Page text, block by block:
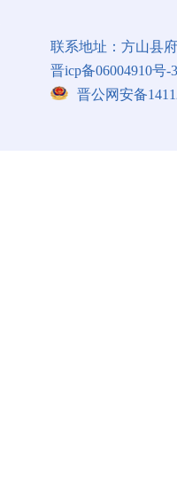
联系地址：方山县
晋icp备06004910号-
晋公网安备